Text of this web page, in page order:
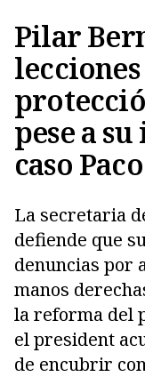
Pilar
pese a
caso
La secretaria
defiende que
denuncias por
manos
la reforma del
el president
de encubrir